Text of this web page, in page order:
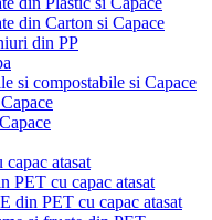
din Carton si Capace
din PP
si compostabile si Capace
atasat
PET cu capac atasat
din PET cu capac atasat